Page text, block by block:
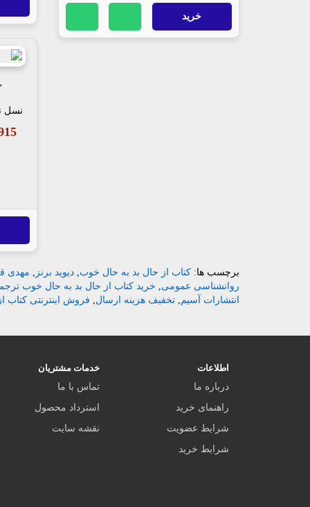
خرید
نسل
برچسب ها: کتاب از حال بد به حال خوب, دیوید برنز , مهدی
روانشناسی عمومی, خرید کتاب از حال بد به حال خوب
انتشارات آسیم, تخفیف هزینه ارسال, فروش اینترنتی کتاب
اطلاعات
درباره ما
راهنمای خرید
شرایط عضویت
شرایط خرید
خدمات مشتریان
تماس با ما
استرداد محصول
نقشه سایت